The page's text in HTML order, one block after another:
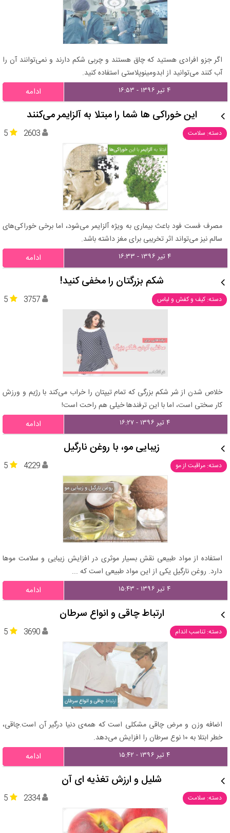
اگر جزو افرادی هستید که چاق هستند و چربی شکم دارند و نمی‌توانند آن را
آب کنند می‌توانید از ابدومینوپلاستی استفاده کنید.
۴ تیر ۱۳۹۶ - ۱۶:۵۳ ادامه
این خوراکی‌ ها شما را مبتلا به آلزایمر می‌کنند
دسته: سلامت 5 2603
مصرف فست فود باعث بیماری‌ به ویژه آلزایمر می‌شود، اما برخی خوراکی‌های
سالم نیز می‌تواند اثر تخریبی برای مغز داشته باشد.
۴ تیر ۱۳۹۶ - ۱۶:۳۳ ادامه
شکم بزرگتان را مخفی کنید!
دسته: کیف و کفش و لباس 5 3757
خلاص شدن از شر شکم بزرگی که تمام تیپتان را خراب می‌کند با رژیم و ورزش
کار سختی است، اما با این ترفندها خیلی هم راحت است!
۴ تیر ۱۳۹۶ - ۱۶:۲۷ ادامه
زیبایی مو، با روغن نارگیل
دسته: مراقبت از مو 5 4229
استفاده از مواد طبیعی نقش بسیار موثری در افزایش زیبایی و سلامت موها
دارد. روغن نارگیل یکی از این مواد طبیعی است که ...
۴ تیر ۱۳۹۶ - ۱۵:۴۳ ادامه
ارتباط چاقی و انواع سرطان
دسته: تناسب اندام 5 3690
اضافه وزن و مرض چاقی مشکلی است که همه‌ی دنیا درگیر آن است.چاقی،
خطر ابتلا به ۱۰ نوع سرطان را افزایش می‌دهد.
۴ تیر ۱۳۹۶ - ۱۵:۴۲ ادامه
شلیل و ارزش تغذیه ای آن
دسته: سلامت 5 2334